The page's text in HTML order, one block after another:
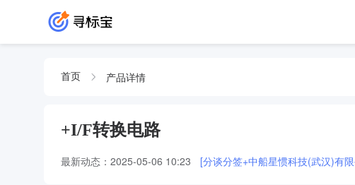
首页 产品详情
+I/F转换电路
最新动态： 2025-05-06 10:23 [分谈分签+中船星惯科技(武汉)有